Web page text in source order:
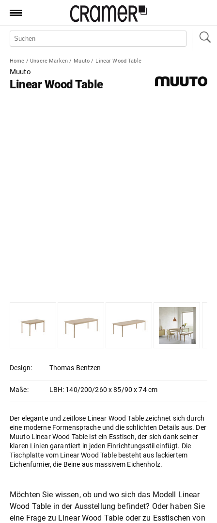
Produkte
Manufaktur
Aktionen
Home / Unsere Marken / Muuto / Linear Wood Table
Muuto
Linear Wood Table
Design: Thomas Bentzen
Maße: LBH: 140/200/260 x 85/90 x 74 cm
Der elegante und zeitlose Linear Wood Table zeichnet sich durch
eine moderne Formensprache und die schlichten Details aus. Der
Muuto Linear Wood Table ist ein Esstisch, der sich dank seiner
klaren Linien garantiert in jeden Einrichtungsstil einfügt. Die
Tischplatte vom Linear Wood Table besteht aus lackiertem
Eichenfurnier, die Beine aus massivem Eichenholz.
Möchten Sie wissen, ob und wo sich das Modell Linear
Wood Table in der Ausstellung befindet? Oder haben Sie
eine Frage zu Linear Wood Table oder zu Esstische
von